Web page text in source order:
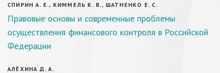
СПИРИН А. Е., КИММЕЛЬ К. В., ШАТНЕНКО Е. С.
Правовые основы и современные проблемы
осуществления финансового контроля в Российской
Федерации
АЛЁХИНА Д. А.